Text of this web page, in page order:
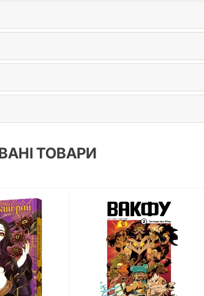
ТОВАРИ